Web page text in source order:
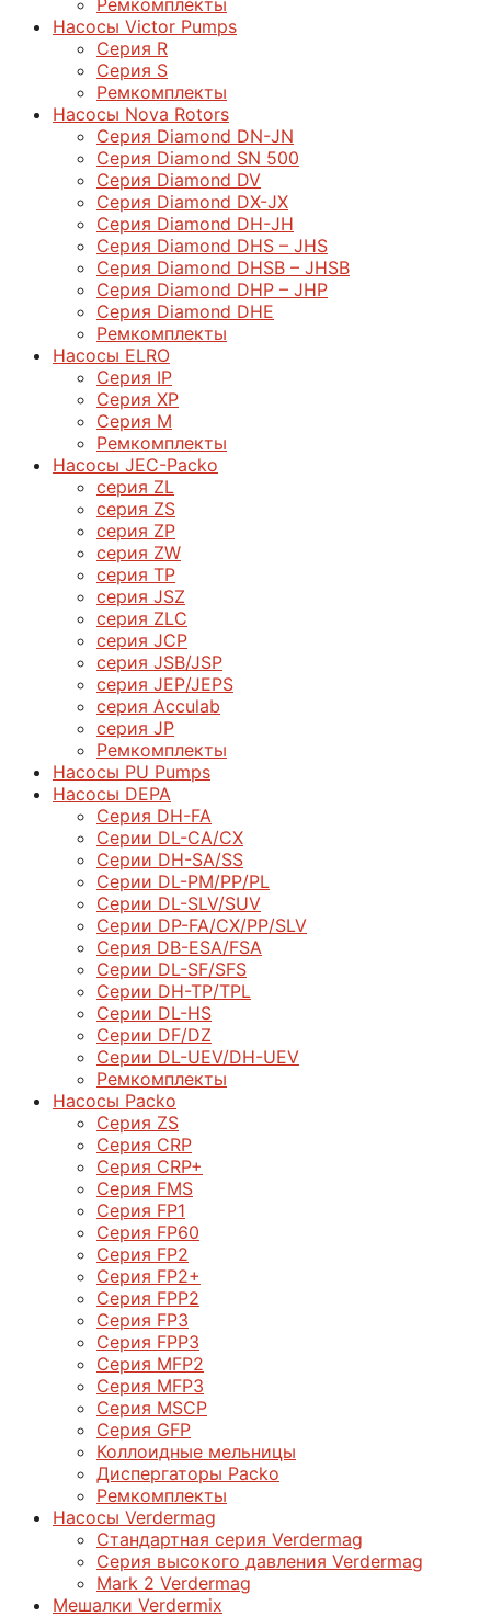
Насосы Victor Pumps
Серия R
Серия S
Ремкомплекты
Насосы Nova Rotors
Серия Diamond DN-JN
Серия Diamond SN 500
Серия Diamond DV
Серия Diamond DX-JX
Серия Diamond DH-JH
Серия Diamond DHS – JHS
Серия Diamond DHSB – JHSB
Серия Diamond DHP – JHP
Серия Diamond DHE
Ремкомплекты
Насосы ELRO
Серия IP
Серия XP
Серия M
Ремкомплекты
Насосы JEC-Packo
серия ZL
серия ZS
серия ZP
серия ZW
серия TP
серия JSZ
серия ZLC
серия JCP
серия JSB/JSP
серия JEP/JEPS
серия Acculab
серия JP
Ремкомплекты
Насосы PU Pumps
Насосы DEPA
Серия DH-FA
Серии DL-CA/CX
Серии DH-SA/SS
Серии DL-PM/РР/PL
Серии DL-SLV/SUV
Серии DP-FA/CX/PP/SLV
Серия DB-ЕSA/FSA
Серии DL-SF/SFS
Серии DН-ТP/ТPL
Серии DL-HS
Серии DF/DZ
Серии DL-UEV/DH-UEV
Ремкомплекты
Насосы Packo
Серия ZS
Серия CRP
Серия CRP+
Серия FMS
Серия FP1
Серия FP60
Серия FP2
Серия FP2+
Серия FPP2
Серия FP3
Серия FPP3
Серия МFP2
Серия МFP3
Серия MSCP
Серия GFP
Коллоидные мельницы
Диспергаторы Packo
Ремкомплекты
Насосы Verdermag
Стандартная серия Verdermag
Серия высокого давления Verdermag
Mark 2 Verdermag
Мешалки Verdermix